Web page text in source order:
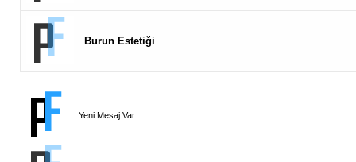
Burun Estetiği
Yeni Mesaj Var